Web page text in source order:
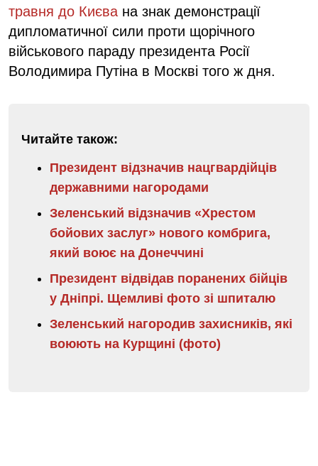
травня до Києва на знак демонстрації
дипломатичної сили проти щорічного
військового параду президента Росії
Володимира Путіна в Москві того ж дня.
Читайте також:
Президент відзначив нацгвардійців
державними нагородами
Зеленський відзначив «Хрестом
бойових заслуг» нового комбрига,
який воює на Донеччині
Президент відвідав поранених бійців
у Дніпрі. Щемливі фото зі шпиталю
Зеленський нагородив захисників, які
воюють на Курщині (фото)